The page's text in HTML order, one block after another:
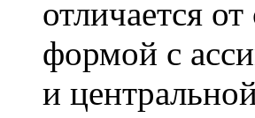
отличается
формой с
и